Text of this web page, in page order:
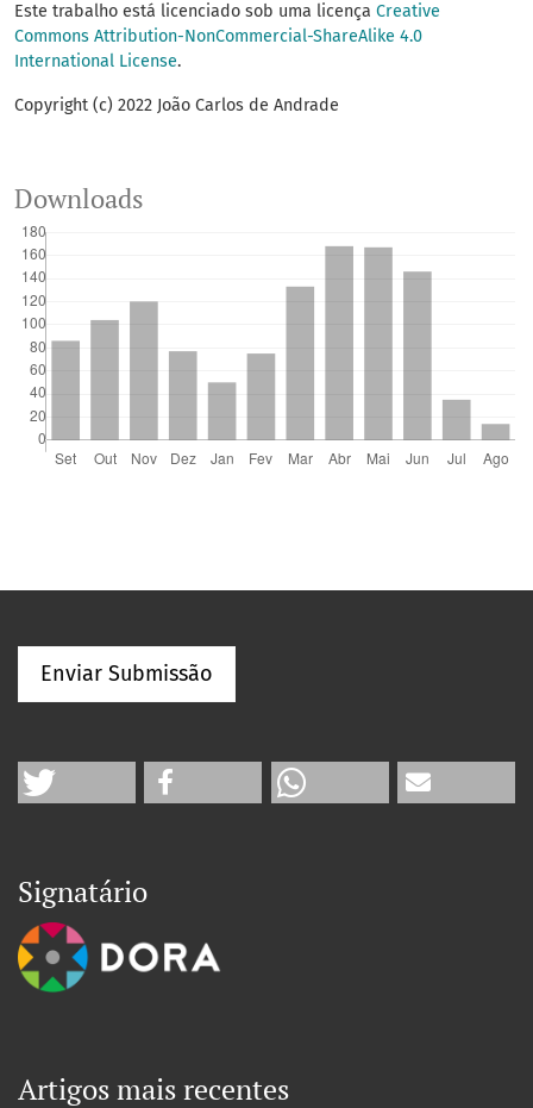
Este trabalho está licenciado sob uma licença Creative
Commons Attribution-NonCommercial-ShareAlike 4.0
International License.
Copyright (c) 2022 João Carlos de Andrade
Downloads
Enviar Submissão
Signatário
Artigos mais recentes